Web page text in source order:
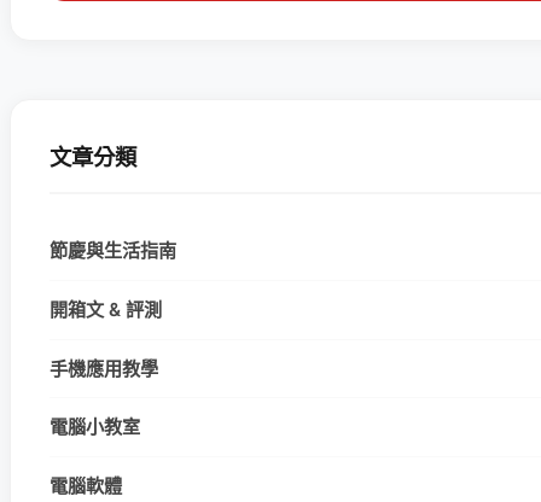
文章分類
節慶與生活指南
開箱文 & 評測
手機應用教學
電腦小教室
電腦軟體